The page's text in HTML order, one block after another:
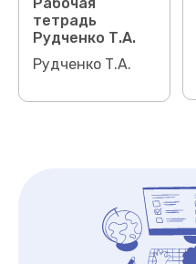
тетрадь
Рудченко Т.А.
Рудченко Т.А.